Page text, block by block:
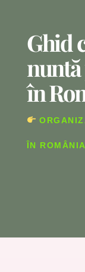
Ghid
în
ÎN ROMÂNIA